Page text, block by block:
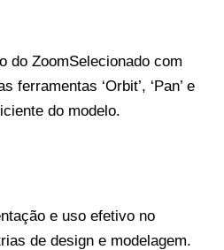
do ZoomSelecionado com
‘Orbit’, ‘Pan’ e
do modelo.
e uso efetivo no
de design e modelagem.